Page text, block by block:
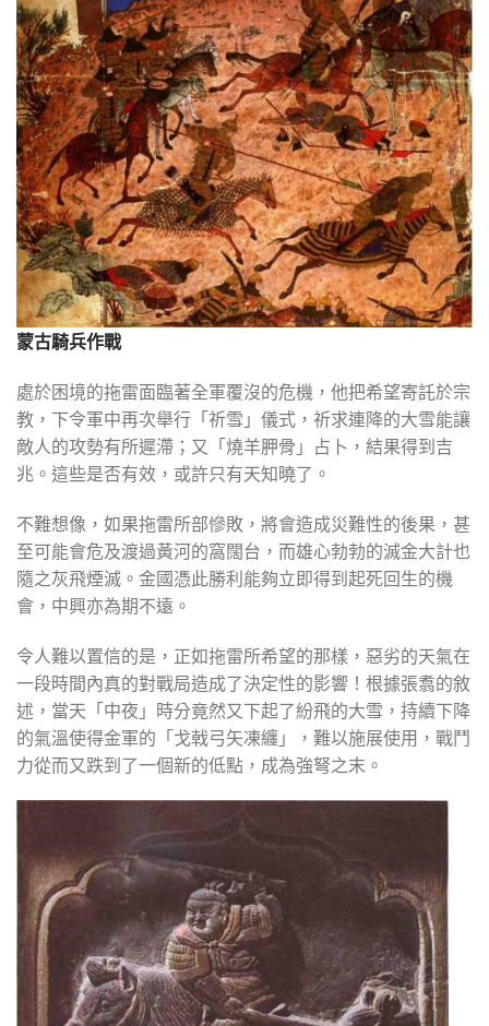
蒙古騎兵作戰
處於困境的拖雷面臨著全軍覆沒的危機，他把希望寄託於宗
教，下令軍中再次舉行「祈雪」儀式，祈求連降的大雪能讓
敵人的攻勢有所遲滯；又「燒羊胛骨」占卜，結果得到吉
兆。這些是否有效，或許只有天知曉了。
不難想像，如果拖雷所部慘敗，將會造成災難性的後果，甚
至可能會危及渡過黃河的窩闊台，而雄心勃勃的滅金大計也
隨之灰飛煙滅。金國憑此勝利能夠立即得到起死回生的機
會，中興亦為期不遠。
令人難以置信的是，正如拖雷所希望的那樣，惡劣的天氣在
一段時間內真的對戰局造成了決定性的影響！根據張翥的敘
述，當天「中夜」時分竟然又下起了紛飛的大雪，持續下降
的氣溫使得金軍的「戈戟弓矢凍纏」，難以施展使用，戰鬥
力從而又跌到了一個新的低點，成為強弩之末。